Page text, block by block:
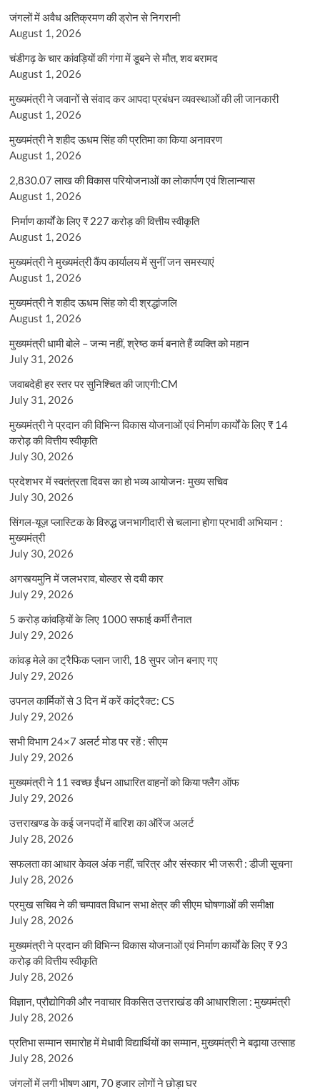
जंगलों में अवैध अतिक्रमण की ड्रोन से निगरानी
August 1, 2026
चंडीगढ़ के चार कांवड़ियों की गंगा में डूबने से मौत, शव बरामद
August 1, 2026
मुख्यमंत्री ने जवानों से संवाद कर आपदा प्रबंधन व्यवस्थाओं की ली जानकारी
August 1, 2026
मुख्यमंत्री ने शहीद ऊधम सिंह की प्रतिमा का किया अनावरण
August 1, 2026
2,830.07 लाख की विकास परियोजनाओं का लोकार्पण एवं शिलान्यास
August 1, 2026
निर्माण कार्यों के लिए ₹ 227 करोड़ की वित्तीय स्वीकृति
August 1, 2026
मुख्यमंत्री ने मुख्यमंत्री कैंप कार्यालय में सुनीं जन समस्याएं
August 1, 2026
मुख्यमंत्री ने शहीद ऊधम सिंह को दी श्रद्धांजलि
August 1, 2026
मुख्यमंत्री धामी बोले – जन्म नहीं, श्रेष्ठ कर्म बनाते हैं व्यक्ति को महान
July 31, 2026
जवाबदेही हर स्तर पर सुनिश्चित की जाएगी:CM
July 31, 2026
मुख्यमंत्री ने प्रदान की विभिन्न विकास योजनाओं एवं निर्माण कार्यों के लिए ₹ 14
करोड़ की वित्तीय स्वीकृति
July 30, 2026
प्रदेशभर में स्वतंत्रता दिवस का हो भव्य आयोजनः मुख्य सचिव
July 30, 2026
सिंगल-यूज़ प्लास्टिक के विरुद्ध जनभागीदारी से चलाना होगा प्रभावी अभियान :
मुख्यमंत्री
July 30, 2026
अगस्त्यमुनि में जलभराव, बोल्डर से दबी कार
July 29, 2026
5 करोड़ कांवड़ियों के लिए 1000 सफाई कर्मी तैनात
July 29, 2026
कांवड़ मेले का ट्रैफिक प्लान जारी, 18 सुपर जोन बनाए गए
July 29, 2026
उपनल कार्मिकों से 3 दिन में करें कांट्रैक्ट: CS
July 29, 2026
सभी विभाग 24×7 अलर्ट मोड पर रहें : सीएम
July 29, 2026
मुख्यमंत्री ने 11 स्वच्छ ईंधन आधारित वाहनों को किया फ्लैग ऑफ
July 29, 2026
उत्तराखण्ड के कई जनपदों में बारिश का ऑरेंज अलर्ट
July 28, 2026
सफलता का आधार केवल अंक नहीं, चरित्र और संस्कार भी जरूरी : डीजी सूचना
July 28, 2026
प्रमुख सचिव ने की चम्पावत विधान सभा क्षेत्र की सीएम घोषणाओं की समीक्षा
July 28, 2026
मुख्यमंत्री ने प्रदान की विभिन्न विकास योजनाओं एवं निर्माण कार्यों के लिए ₹ 93
करोड़ की वित्तीय स्वीकृति
July 28, 2026
विज्ञान, प्रौद्योगिकी और नवाचार विकसित उत्तराखंड की आधारशिला : मुख्यमंत्री
July 28, 2026
प्रतिभा सम्मान समारोह में मेधावी विद्यार्थियों का सम्मान, मुख्यमंत्री ने बढ़ाया उत्साह
July 28, 2026
जंगलों में लगी भीषण आग, 70 हजार लोगों ने छोड़ा घर